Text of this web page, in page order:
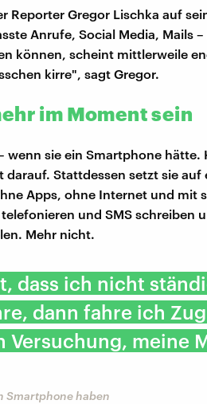
Reporter Gregor Lischka auf
Anrufe, Social Media, Mails
können, scheint mittlerweile
kirre", sagt Gregor.
im Moment sein
wenn sie ein Smartphone hätte.
darauf. Stattdessen setzt sie auf
Apps, ohne Internet und mit
und SMS schreiben
Mehr nicht.
dass ich nicht
dann fahre ich
meine
Smartphone haben